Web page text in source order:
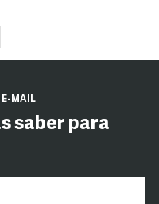
E-MAIL
saber para